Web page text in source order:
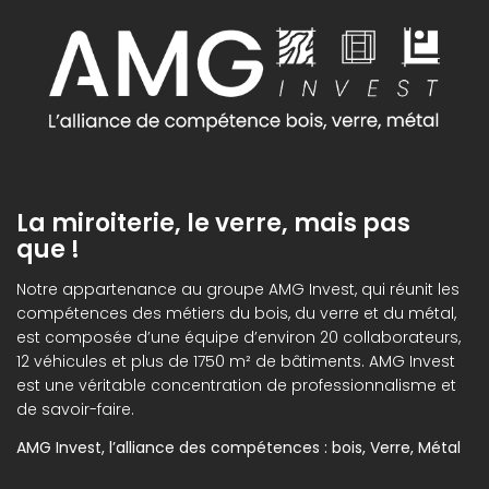
La miroiterie, le verre, mais pas
que !
Notre appartenance au groupe AMG Invest, qui réunit les
compétences des métiers du bois, du verre et du métal,
est composée d’une équipe d’environ 20 collaborateurs,
12 véhicules et plus de 1750 m² de bâtiments. AMG Invest
est une véritable concentration de professionnalisme et
de savoir-faire.
AMG Invest, l’alliance des compétences : bois, Verre, Métal